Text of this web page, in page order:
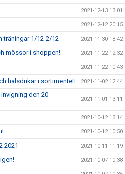
2021-12-13 13:01
2021-12-12 20:15
träningar 1/12-2/12 2021-11-30 18:42
mössor i shoppen! 2021-11-22 12:32
2021-11-22 10:43
halsdukar i sortimentet! 2021-11-02 12:44
den 20
2021-11-01 13:11
2021-10-12 13:14
2021-10-12 10:50
2021 2021-10-11 11:19
2021-10-07 10:38